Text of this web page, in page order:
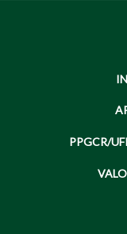
PPGCR/